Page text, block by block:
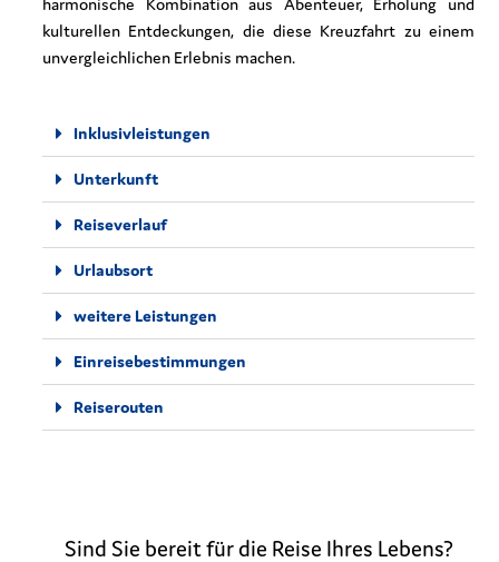
kulturellen Entdeckungen, die diese Kreuzfahrt zu einem
unvergleichlichen Erlebnis machen.
Inklusivleistungen
Unterkunft
Reiseverlauf
Urlaubsort
weitere Leistungen
Einreisebestimmungen
Reiserouten
Sind Sie bereit für die Reise Ihres Lebens?